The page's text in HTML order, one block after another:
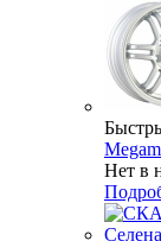
Нет в